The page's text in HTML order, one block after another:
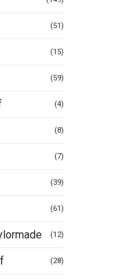
(51)
(15)
(59)
(4)
(8)
(7)
(39)
(61)
(12)
(28)
1.390.000
Giá
là:
695.000